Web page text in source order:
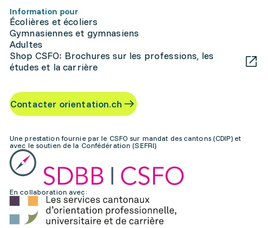
Information pour
Écolières et écoliers
Gymnasiennes et gymnasiens
Adultes
Shop CSFO: Brochures sur les professions, les
études et la carrière
Contacter orientation.ch
Une prestation fournie par le CSFO sur mandat des cantons (CDIP) et
avec le soutien de la Confédération (SEFRI)
En collaboration avec: